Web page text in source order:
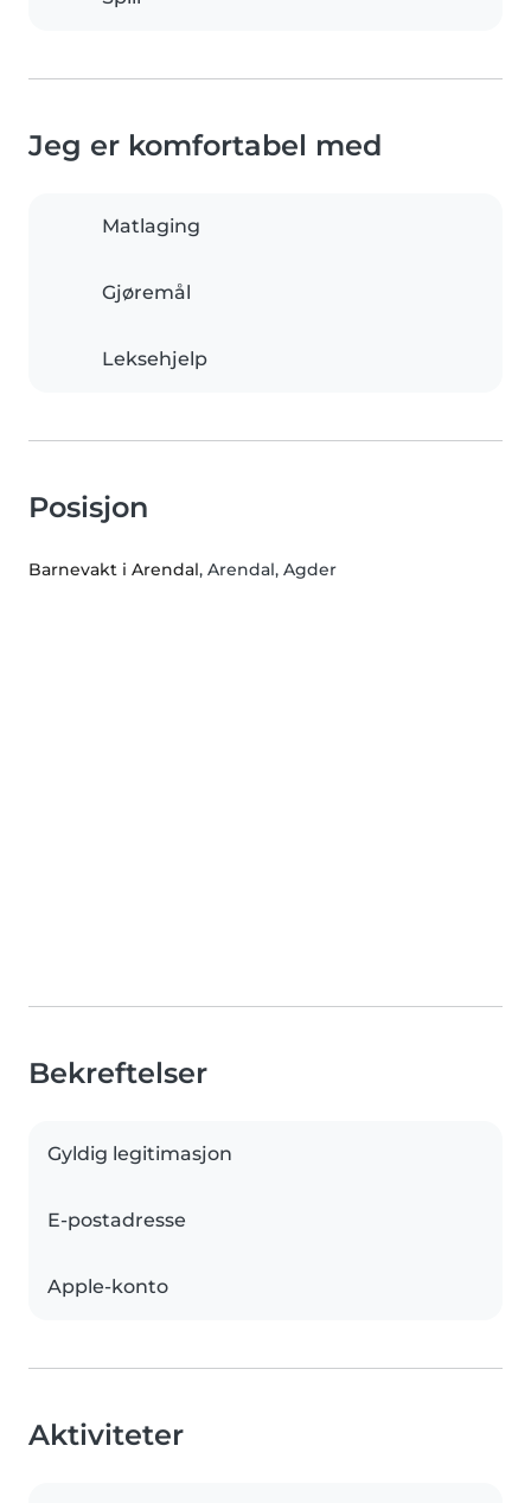
Jeg er komfortabel med
Matlaging
Gjøremål
Leksehjelp
Posisjon
Barnevakt i Arendal, Arendal, Agder
Bekreftelser
Gyldig legitimasjon
E-postadresse
Apple-konto
Aktiviteter